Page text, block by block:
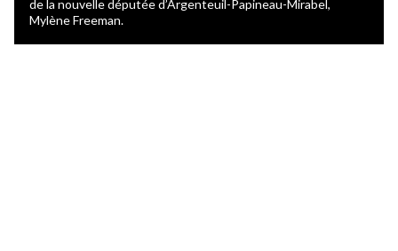
de la nouvelle députée d’Argenteuil-Papineau-Mirabel,
Mylène Freeman.